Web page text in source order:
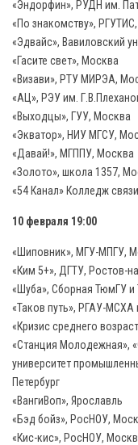
«Эндорфин», РУДН им.
«По знакомству»,
«Эдвайс», Вавиловский
«Гасите свет», Москва
«Визави», РТУ МИРЭА,
«АЦ», РЭУ им.
«Выходцы», ГУУ, Москва
«Экватор», НИУ МГСУ,
«Давай!», МГППУ, Москва
«Золото», школа 1357,
«54 Канал» Колледж
10 февраля 19:00
«Шиповник», МГУ-МПГУ,
«Ким 5+», ДГТУ, Ростов-
«Шуба», Сборная ТюмГУ
«Таков путь», РГАУ-
«Кризис среднего
«Станция Молодежная»,
университет
Петербург
«ВангиВоп», Ярославль
«Бэд бойз», РосНОУ,
«Кис-кис», РосНОУ,